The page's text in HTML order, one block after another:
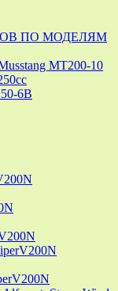
ПО МОДЕЛЯМ
MT200-10
6B